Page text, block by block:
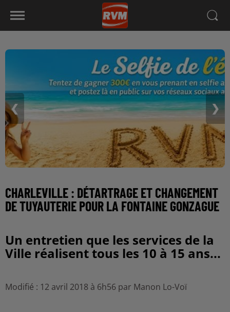
❮ ❯
CHARLEVILLE : DÉTARTRAGE ET CHANGEMENT
DE TUYAUTERIE POUR LA FONTAINE GONZAGUE
Un entretien que les services de la
Ville réalisent tous les 10 à 15 ans...
Modifié : 12 avril 2018 à 6h56 par Manon Lo-Voï